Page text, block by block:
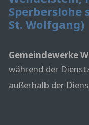
Sperberslohe
St. Wolfgang)
Gemeindewerke
während der
außerhalb der